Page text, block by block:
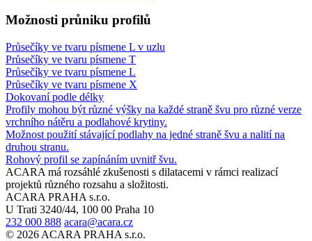
Možnosti průniku profilů
Průsečíky ve tvaru písmene L v uzlu
Průsečíky ve tvaru písmene T
Průsečíky ve tvaru písmene L
Průsečíky ve tvaru písmene X
Dokovaní podle délky
Profily mohou být různé výšky na každé straně švu pro různé verze
vrchního nátěru a podlahové krytiny.
Možnost použití stávající podlahy na jedné straně švu a nalití na
druhou stranu.
Rohový profil se zapínáním uvnitř švu.
ACARA má rozsáhlé zkušenosti s dilatacemi v rámci realizací
projektů různého rozsahu a složitosti.
ACARA PRAHA s.r.o.
U Trati 3240/44, 100 00 Praha 10
232 000 888 acara@acara.cz
© 2026 ACARA PRAHA s.r.o.